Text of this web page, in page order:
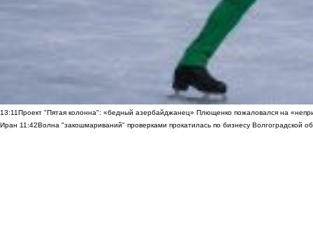
13:11Проект "Пятая колонна": «бедный азербайджанец» Плющенко пожаловался на
Иран 11:42Волна "закошмариваний" проверками прокатилась по бизнесу Волгоградской